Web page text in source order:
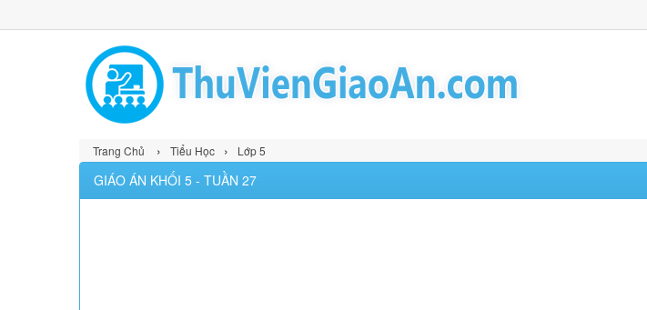
Trang Chủ › Tiểu Học › Lớp 5
GIÁO ÁN KHỐI 5 - TUẦN 27